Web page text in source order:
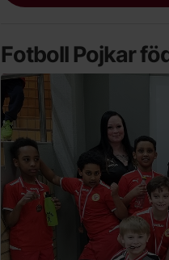
Fotboll Pojkar